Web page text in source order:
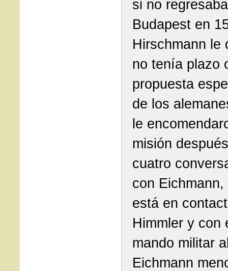
si no
Budapest en
Hirschmann le
no tenía plazo
propuesta
de los
le
misión
cuatro
con Eichmann,
está en
Himmler y con
mando militar
Eichmann